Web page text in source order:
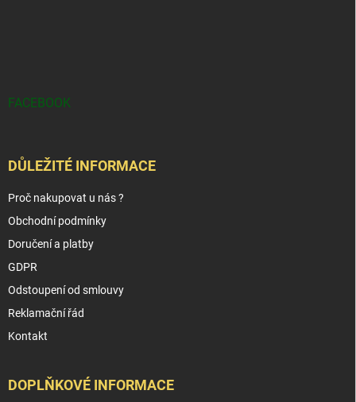
FACEBOOK
DŮLEŽITÉ INFORMACE
Proč nakupovat u nás ?
Obchodní podmínky
Doručení a platby
GDPR
Odstoupení od smlouvy
Reklamační řád
Kontakt
DOPLŇKOVÉ INFORMACE